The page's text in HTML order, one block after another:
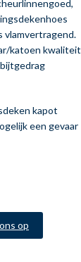
vlamvertragend.
katoen kwaliteit
kapot
een gevaar
op